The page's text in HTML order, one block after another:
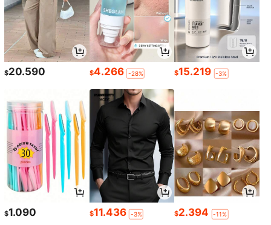
$20.590 $4.266 -28% $15.219 -3%
$1.090 $11.436 -3% $2.394 -11%